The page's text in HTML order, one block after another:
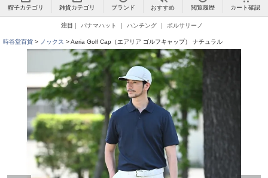
帽子カテゴリ 雑貨カテゴリ ブランド おすすめ 閲覧履歴 カート確認
注目 パナマハット ハンチング ボルサリーノ
時谷堂百貨 ノックス Aeria Golf Cap（エアリア ゴルフキャップ） ナチュラル